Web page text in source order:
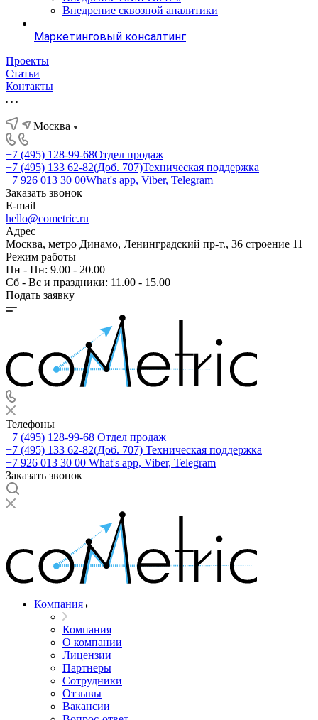
Внедрение сквозной аналитики
Маркетинговый консалтинг
Проекты
Статьи
Контакты
Москва
+7 (495) 128-99-68Отдел продаж
+7 (495) 133 62-82(Доб. 707)Техническая поддержка
+7 926 013 30 00What's app, Viber, Telegram
Заказать звонок
E-mail
hello@cometric.ru
Адрес
Москва, метро Динамо, Ленинградский пр-т., 36 строение 11
Режим работы
Пн - Пн: 9.00 - 20.00
Сб - Вс и праздники: 11.00 - 15.00
Подать заявку
Телефоны
+7 (495) 128-99-68 Отдел продаж
+7 (495) 133 62-82(Доб. 707) Техническая поддержка
+7 926 013 30 00 What's app, Viber, Telegram
Заказать звонок
Компания
Компания
О компании
Лицензии
Партнеры
Сотрудники
Отзывы
Вакансии